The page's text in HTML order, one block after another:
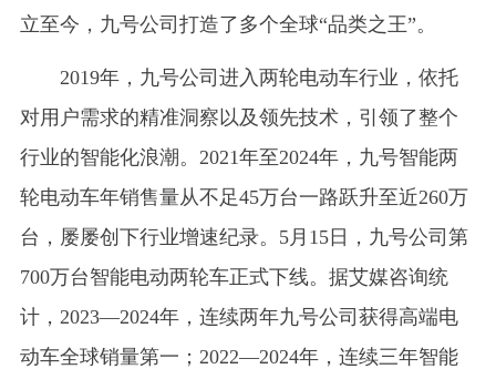
立至今，九号公司打造了多个全球“品类之王”。
2019年，九号公司进入两轮电动车行业，依托
对用户需求的精准洞察以及领先技术，引领了整个
行业的智能化浪潮。2021年至2024年，九号智能两
轮电动车年销售量从不足45万台一路跃升至近260万
台，屡屡创下行业增速纪录。5月15日，九号公司第
700万台智能电动两轮车正式下线。据艾媒咨询统
计，2023—2024年，连续两年九号公司获得高端电
动车全球销量第一；2022—2024年，连续三年智能